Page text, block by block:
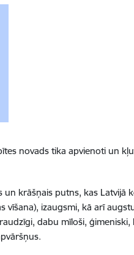
novads tika apvienoti un
krāšņais putns, kas Latvijā
vīšana), izaugsmi, kā arī
dabu mīloši, ģimeniski,
mobilitātes
pēc pieprasījuma" Lapsu
nekā 100 reizesRīgas
novada Lapsu ciemā
veloinfrastruktūras
Mobilitāte
darbi reģionāla